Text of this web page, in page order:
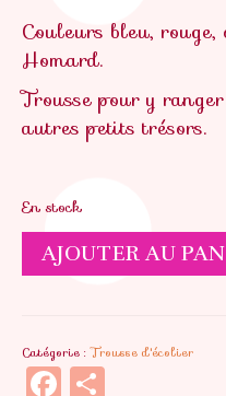
Couleurs bleu,
Homard.
Trousse pour y
autres petits trésors.
En stock
quantité
de
AJOUTER AU
Catégorie :Trousse d'écolier
Facebook